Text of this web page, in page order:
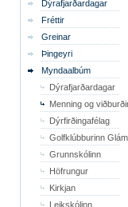
Dýrafjarðardagar
Fréttir
Greinar
Þingeyri
Myndaalbúm
Dýrafjarðardagar
Menning og
Dýrfirðingafélag
Golfklúbburinn
Grunnskólinn
Höfrungur
Kirkjan
Leikskólinn